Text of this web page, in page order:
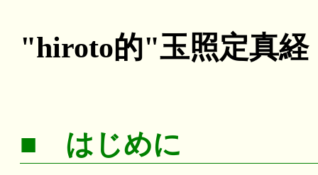
"hiroto的"玉照定真
■ はじめに